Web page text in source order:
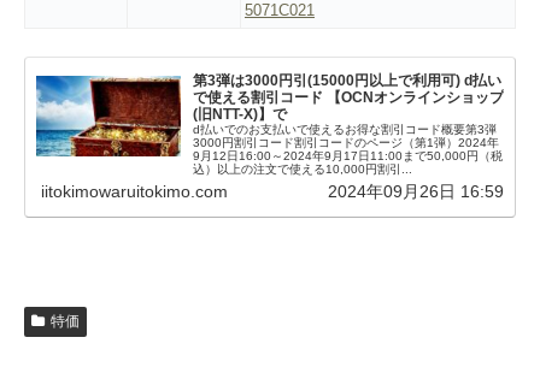
5071C021
第3弾は3000円引(15000円以上で利用可) d払い
で使える割引コード 【OCNオンラインショップ
(旧NTT-X)】で
d払いでのお支払いで使えるお得な割引コード概要第3弾
3000円割引コード割引コードのページ（第1弾）2024年
9月12日16:00～2024年9月17日11:00まで50,000円（税
込）以上の注文で使える10,000円割引...
iitokimowaruitokimo.com 2024年09月26日 16:59
特価